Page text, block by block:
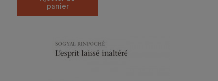
panier